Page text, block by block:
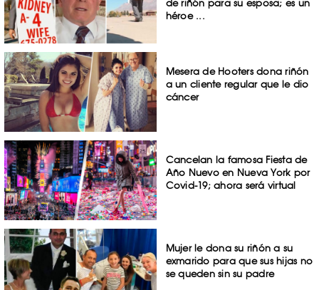
de riñón para su esposa; es un
héroe ...
Mesera de Hooters dona riñón
a un cliente regular que le dio
cáncer
Cancelan la famosa Fiesta de
Año Nuevo en Nueva York por
Covid-19; ahora será virtual
Mujer le dona su riñón a su
exmarido para que sus hijas no
se queden sin su padre